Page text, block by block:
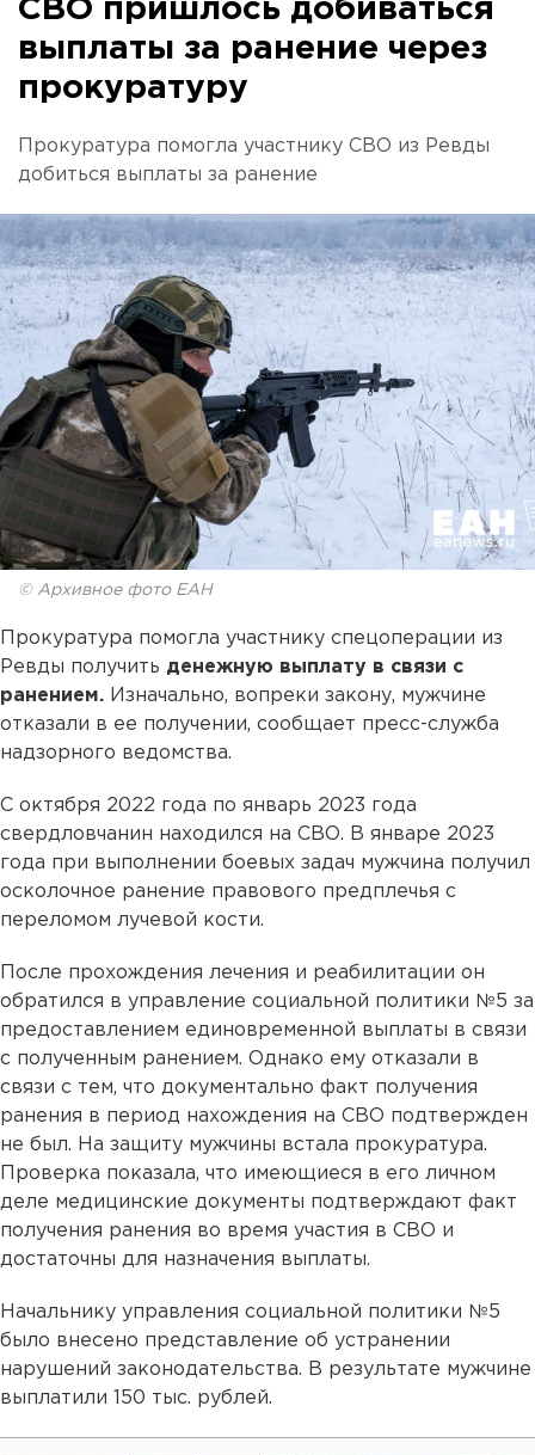
СВО пришлось добиваться
выплаты за ранение через
прокуратуру
Прокуратура помогла участнику СВО из Ревды
добиться выплаты за ранение
© Архивное фото ЕАН
Прокуратура помогла участнику спецоперации из
Ревды получить денежную выплату в связи с
ранением. Изначально, вопреки закону, мужчине
отказали в ее получении, сообщает пресс-служба
надзорного ведомства.
С октября 2022 года по январь 2023 года
свердловчанин находился на СВО. В январе 2023
года при выполнении боевых задач мужчина получил
осколочное ранение правового предплечья с
переломом лучевой кости.
После прохождения лечения и реабилитации он
обратился в управление социальной политики №5 за
предоставлением единовременной выплаты в связи
с полученным ранением. Однако ему отказали в
связи с тем, что документально факт получения
ранения в период нахождения на СВО подтвержден
не был. На защиту мужчины встала прокуратура.
Проверка показала, что имеющиеся в его личном
деле медицинские документы подтверждают факт
получения ранения во время участия в СВО и
достаточны для назначения выплаты.
Начальнику управления социальной политики №5
было внесено представление об устранении
нарушений законодательства. В результате мужчине
выплатили 150 тыс. рублей.